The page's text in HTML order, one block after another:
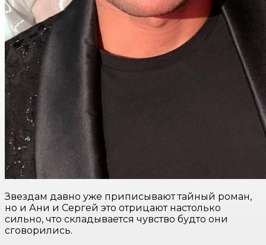
Звездам давно уже приписывают тайный роман,
но и Ани и Сергей это отрицают настолько
сильно, что складывается чувство будто они
сговорились.